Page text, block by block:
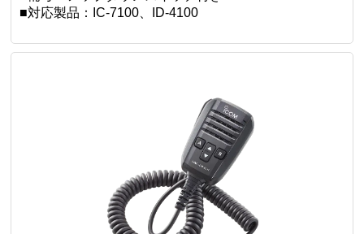
メーカー製品ページ
シンプル操作と高音質を実現
■備考：アップダウンスイッチ付き
■対応製品：IC-7100、ID-4100